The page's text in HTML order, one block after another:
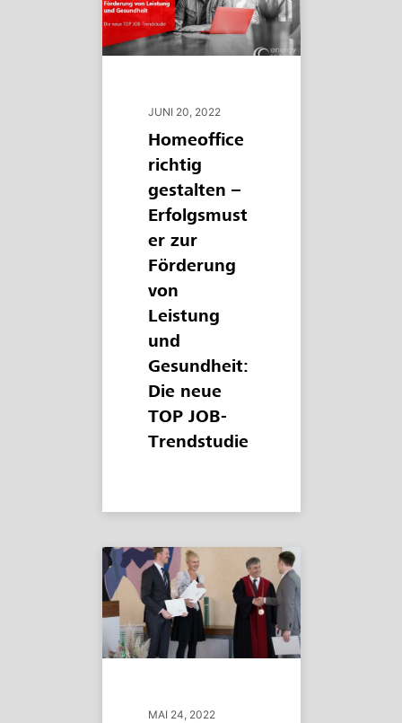
JUNI 20, 2022
Homeoffice
richtig
gestalten –
Erfolgsmust
er zur
Förderung
von
Leistung
und
Gesundheit:
Die neue
TOP JOB-
Trendstudie
MAI 24, 2022